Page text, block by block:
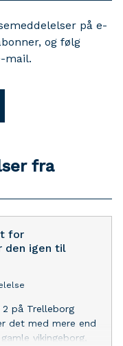
på e-
og følg
mail.
fra
for
den igen til
2 på Trelleborg
det med mere end
vikingeborg,